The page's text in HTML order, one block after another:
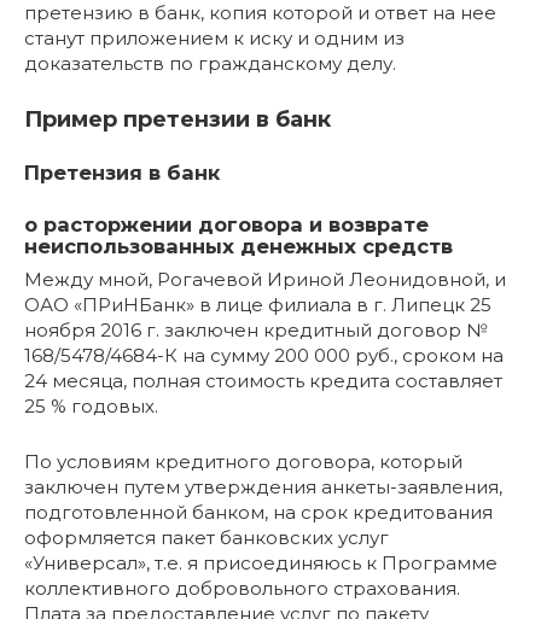
претензию в банк, копия которой и ответ на нее
станут приложением к иску и одним из
доказательств по гражданскому делу.
Пример претензии в банк
Претензия в банк
о расторжении договора и возврате
неиспользованных денежных средств
Между мной, Рогачевой Ириной Леонидовной, и
ОАО «ПРиНБанк» в лице филиала в г. Липецк 25
ноября 2016 г. заключен кредитный договор №
168/5478/4684-К на сумму 200 000 руб., сроком на
24 месяца, полная стоимость кредита составляет
25 % годовых.
По условиям кредитного договора, который
заключен путем утверждения анкеты-заявления,
подготовленной банком, на срок кредитования
оформляется пакет банковских услуг
«Универсал», т.е. я присоединяюсь к Программе
коллективного добровольного страхования.
Плата за предоставление услуг по пакету